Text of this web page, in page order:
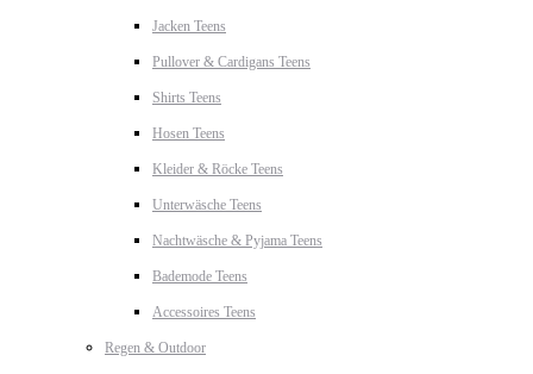
Jacken Teens
Pullover & Cardigans Teens
Shirts Teens
Hosen Teens
Kleider & Röcke Teens
Unterwäsche Teens
Nachtwäsche & Pyjama Teens
Bademode Teens
Accessoires Teens
Regen & Outdoor